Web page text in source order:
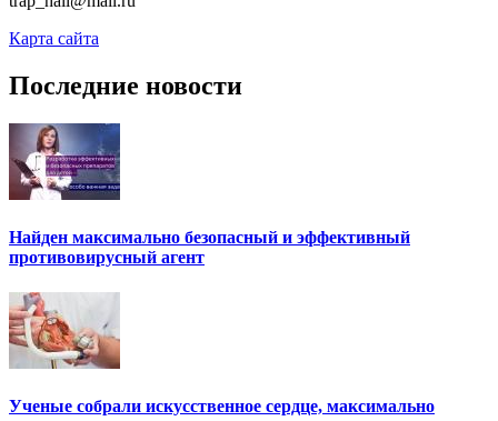
Карта сайта
Последние новости
Найден максимально безопасный и эффективный
противовирусный агент
Ученые собрали искусственное сердце, максимально